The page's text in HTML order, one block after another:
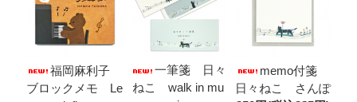
福岡麻利子
ブロックメモ Le
一筆箋 日々
ねこ walk in mu
memo付箋
日々ねこ さんぽ